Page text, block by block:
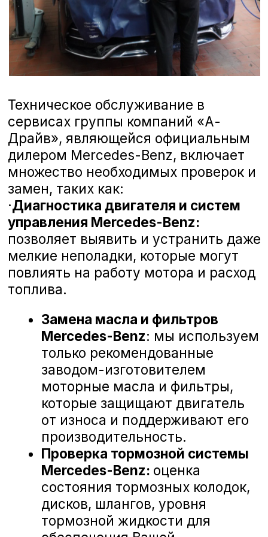
Замена амортизатора подвески
Замена пружины/рессоры
Замена пыльника/отбойника
Замены опоры стойки/амортизатора
Замена пыльника ШРУСа приводного вала
Замена стойки стабилизатора
Замена подшипника ступицы
Замена масла
Замена воздушного фильтра двигателя